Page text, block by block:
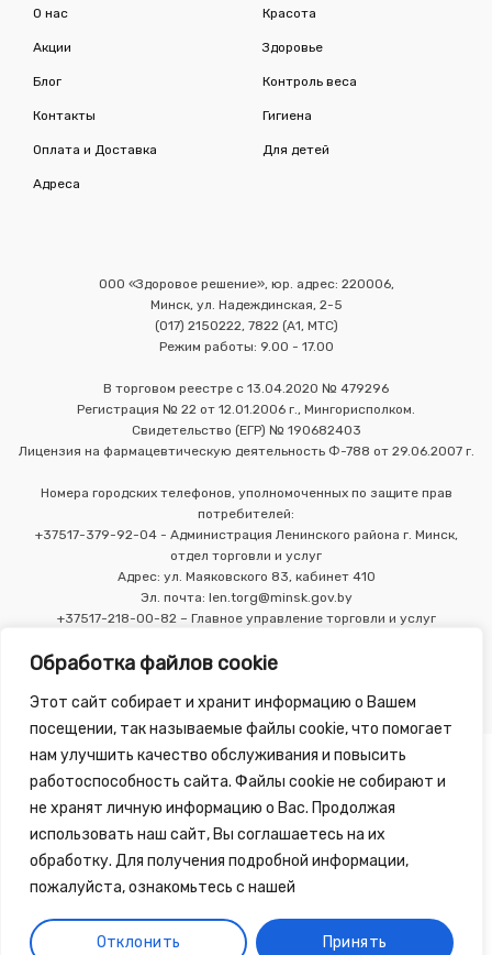
Обработка файлов cookie
Этот сайт собирает и хранит информацию о Вашем
посещении, так называемые файлы cookie, что помогает
нам улучшить качество обслуживания и повысить
работоспособность сайта. Файлы cookie не собирают и
не хранят личную информацию о Вас. Продолжая
использовать наш сайт, Вы соглашаетесь на их
обработку. Для получения подробной информации,
пожалуйста, ознакомьтесь с нашей
Отклонить Принять
О нас
Акции
Блог
Контакты
Оплата и Доставка
Адреса
Красота
Здоровье
Контроль веса
Гигиена
Для детей
ООО «Здоровое решение», юр. адрес: 220006,
Минск, ул. Надеждинская, 2-5
(017) 2150222, 7822 (А1, МТС)
Режим работы: 9.00 - 17.00
В торговом реестре с 13.04.2020 № 479296
Регистрация № 22 от 12.01.2006 г., Мингорисполком.
Свидетельство (ЕГР) № 190682403
Лицензия на фармацевтическую деятельность Ф-788 от 29.06.2007 г.
Номера городских телефонов, уполномоченных по защите прав
потребителей:
+37517-379-92-04 - Администрация Ленинского района г. Минск,
отдел торговли и услуг
Адрес: ул. Маяковского 83, кабинет 410
Эл. почта: len.torg@minsk.gov.by
+37517-218-00-82 – Главное управление торговли и услуг
Copyright 2010 - 2026 ©Зелёная Аптека, разработка сайта
-Tirex Media
Обработка персональных данных